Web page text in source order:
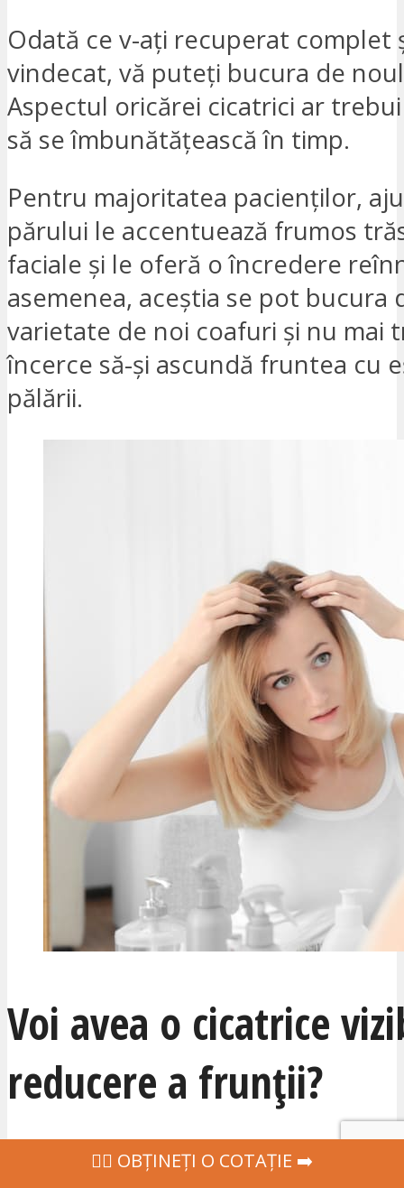
Odată ce v-ați recuperat complet
vindecat, vă puteți bucura de
Aspectul oricărei cicatrici ar
să se îmbunătățească în timp.
Pentru majoritatea pacienților,
părului le accentuează frumos
faciale și le oferă o încredere
asemenea, aceștia se pot bucura
varietate de noi coafuri și nu mai
încerce să-și ascundă fruntea cu
pălării.
Voi avea o cicatrice
reducere a frunții?
Pentru majoritatea pacienților,
‍👩‍⚕ OBȚINEȚI O COTAȚIE ➡️